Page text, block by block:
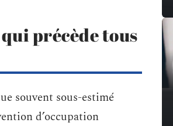
précède tous
souvent sous-estimé
d’occupation